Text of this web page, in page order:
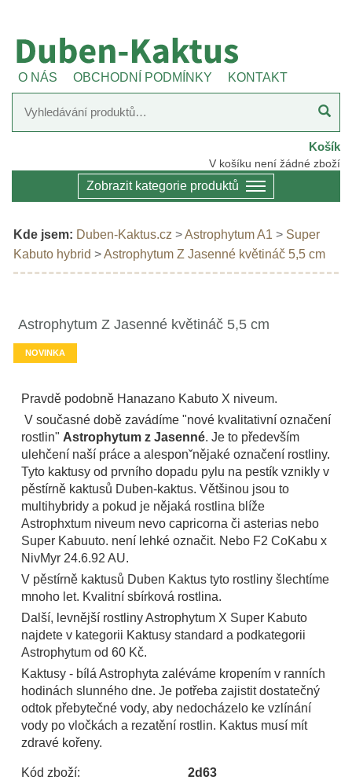
O NÁS OBCHODNÍ PODMÍNKY KONTAKT
Košík
V košíku není žádné zboží
Zobrazit kategorie produktů
Kde jsem: Duben-Kaktus.cz >Astrophytum A1 > Super
Kabuto hybrid >Astrophytum Z Jasenné květináč 5,5 cm
Astrophytum Z Jasenné květináč 5,5 cm
NOVINKA
Pravdě podobně Hanazano Kabuto X niveum.
V současné době zavádíme "nové kvalitativní označení
rostlin" Astrophytum z Jasenné. Je to především
ulehčení naší práce a alesponˇnějaké označení rostliny.
Tyto kaktusy od prvního dopadu pylu na pestík vznikly v
pěstírně kaktusů Duben-kaktus. Většinou jsou to
multihybridy a pokud je nějaká rostlina blíže
Astrophxtum niveum nevo capricorna či asterias nebo
Super Kabuuto. není lehké označit. Nebo F2 CoKabu x
NivMyr 24.6.92 AU.
V pěstírně kaktusů Duben Kaktus tyto rostliny šlechtíme
mnoho let. Kvalitní sbírková rostlina.
Další, levnější rostliny Astrophytum X Super Kabuto
najdete v kategorii Kaktusy standard a podkategorii
Astrophytum od 60 Kč.
Kaktusy - bílá Astrophyta zaléváme kropením v ranních
hodinách slunného dne. Je potřeba zajistit dostatečný
odtok přebytečné vody, aby nedocházelo ke vzlínání
vody po vločkách a rezatění rostlin. Kaktus musí mít
zdravé kořeny.
Kód zboží:
2d63